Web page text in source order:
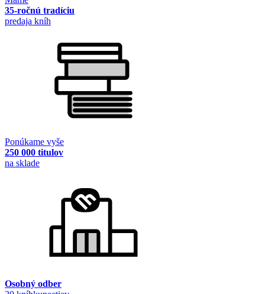
35-ročnú tradíciu
predaja kníh
Ponúkame vyše
250 000 titulov
na sklade
Osobný odber